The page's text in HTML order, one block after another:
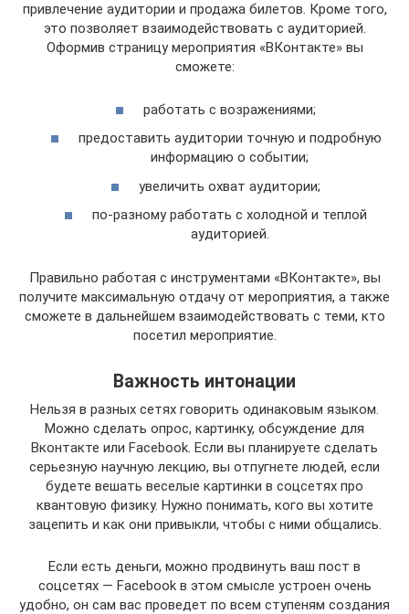
привлечение аудитории и продажа билетов. Кроме того,
это позволяет взаимодействовать с аудиторией.
Оформив страницу мероприятия «ВКонтакте» вы
сможете:
работать с возражениями;
предоставить аудитории точную и подробную
информацию о событии;
увеличить охват аудитории;
по-разному работать с холодной и теплой
аудиторией.
Правильно работая с инструментами «ВКонтакте», вы
получите максимальную отдачу от мероприятия, а также
сможете в дальнейшем взаимодействовать с теми, кто
посетил мероприятие.
Важность интонации
Нельзя в разных сетях говорить одинаковым языком.
Можно сделать опрос, картинку, обсуждение для
Вконтакте или Facebook. Если вы планируете сделать
серьезную научную лекцию, вы отпугнете людей, если
будете вешать веселые картинки в соцсетях про
квантовую физику. Нужно понимать, кого вы хотите
зацепить и как они привыкли, чтобы с ними общались.
Если есть деньги, можно продвинуть ваш пост в
соцсетях — Facebook в этом смысле устроен очень
удобно, он сам вас проведет по всем ступеням создания